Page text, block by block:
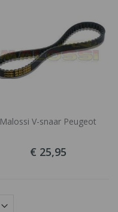
Malossi V-snaar Peugeot
€ 25,95